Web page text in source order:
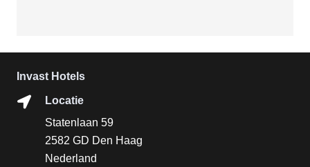
Invast Hotels
Locatie
Statenlaan 59
2582 GD Den Haag
Nederland